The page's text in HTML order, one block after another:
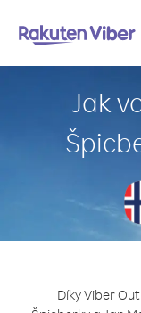
Jak
Díky Viber